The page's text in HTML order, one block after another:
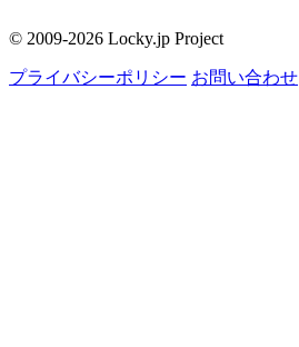
© 2009-2026 Locky.jp Project
プライバシーポリシー お問い合わせ